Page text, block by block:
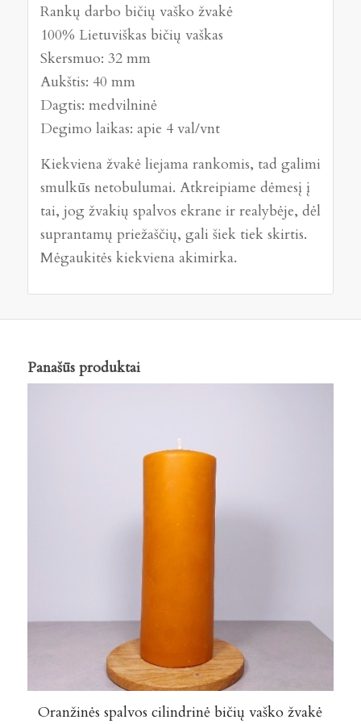
Rankų darbo bičių vaško žvakė
100% Lietuviškas bičių vaškas
Skersmuo: 32 mm
Aukštis: 40 mm
Dagtis: medvilninė
Degimo laikas: apie 4 val/vnt
Kiekviena žvakė liejama rankomis, tad galimi
smulkūs netobulumai. Atkreipiame dėmesį į
tai, jog žvakių spalvos ekrane ir realybėje, dėl
suprantamų priežaščių, gali šiek tiek skirtis.
Mėgaukitės kiekviena akimirka.
Panašūs produktai
Oranžinės spalvos cilindrinė bičių vaško žvakė